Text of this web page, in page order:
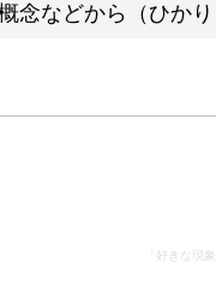
念などから（ひか
「好きな現